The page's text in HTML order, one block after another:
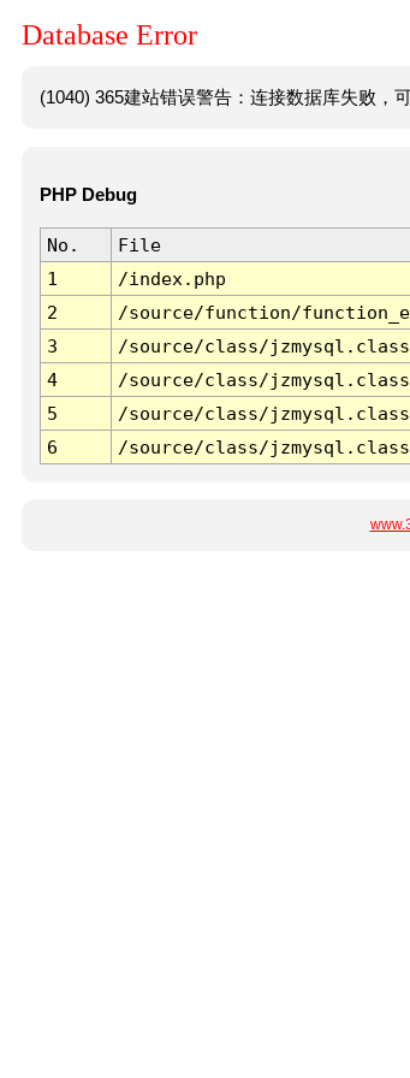
Database Error
(1040) 365建站错误警告：连接数据库失败，
PHP Debug
No. File
1
/index.php
2
/source/function/
3
/source/class/
4
/source/class/
5
/source/class/
6
/source/class/